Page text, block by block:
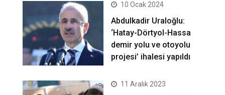
10 Ocak 2024
Abdulkadir Uraloğlu:
‘Hatay-Dörtyol-Hassa
demir yolu ve otoyolu
projesi’ ihalesi yapıldı
11 Aralık 2023